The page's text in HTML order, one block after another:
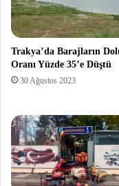
Trakya’da Barajların
Oranı Yüzde 35’e Düştü
30 Ağustos 2023